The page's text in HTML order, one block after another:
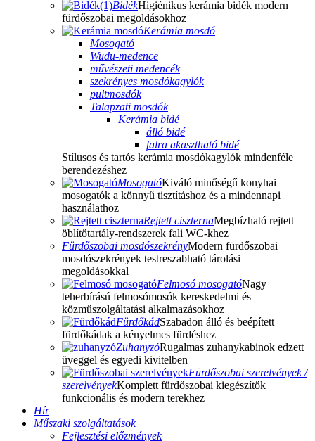
BidékHigiénikus kerámia bidék modern
fürdőszobai megoldásokhoz
Kerámia mosdó
Mosogató
Wudu-medence
művészeti medencék
szekrényes mosdókagylók
pultmosdók
Talapzati mosdók
Kerámia bidé
álló bidé
falra akasztható bidé
Stílusos és tartós kerámia mosdókagylók mindenféle
berendezéshez
MosogatóKiváló minőségű konyhai
mosogatók a könnyű tisztításhoz és a mindennapi
használathoz
Rejtett ciszternaMegbízható rejtett
öblítőtartály-rendszerek fali WC-khez
Fürdőszobai mosdószekrényModern fürdőszobai
mosdószekrények testreszabható tárolási
megoldásokkal
Felmosó mosogatóNagy
teherbírású felmosómosók kereskedelmi és
közműszolgáltatási alkalmazásokhoz
FürdőkádSzabadon álló és beépített
fürdőkádak a kényelmes fürdéshez
ZuhanyzóRugalmas zuhanykabinok edzett
üveggel és egyedi kivitelben
Fürdőszobai szerelvények /
szerelvényekKomplett fürdőszobai kiegészítők
funkcionális és modern terekhez
Hír
Műszaki szolgáltatások
Fejlesztési előzmények